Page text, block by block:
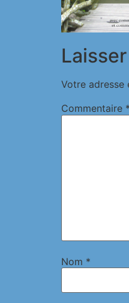
Votre adresse
Commentaire *
Nom *